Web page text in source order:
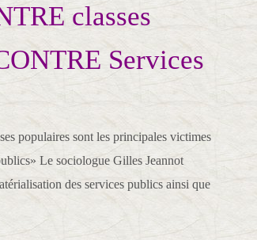
classes
Services
populaires sont les principales victimes
Le sociologue Gilles Jeannot
des services publics ainsi que